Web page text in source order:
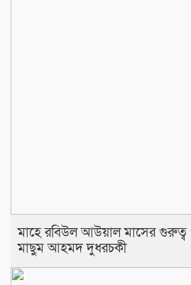
মাহে রবিউল আউয়াল মাসের
মাছুম আহমদ দুধরচকী